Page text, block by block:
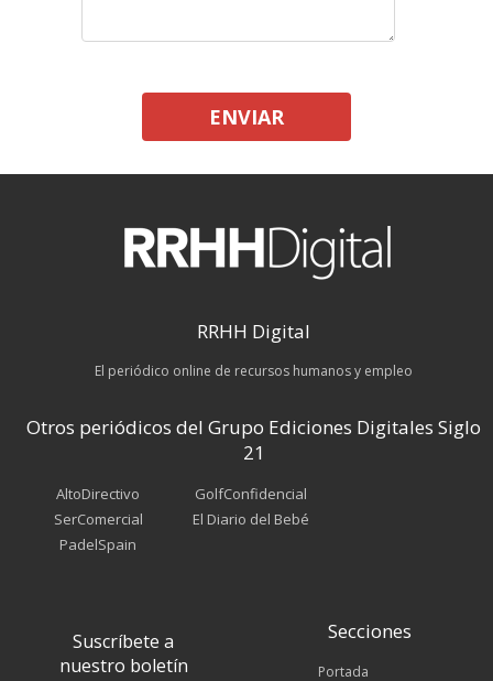
ENVIAR
RRHH Digital
El periódico online de recursos humanos y empleo
Otros periódicos del Grupo Ediciones Digitales Siglo
21
AltoDirectivo
SerComercial
PadelSpain
GolfConfidencial
El Diario del Bebé
Suscríbete a
nuestro boletín
Secciones
Portada